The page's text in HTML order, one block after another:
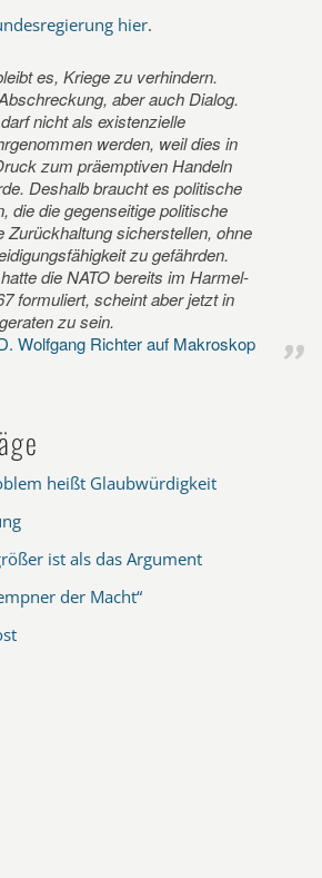
hier.
es, Kriege zu verhindern.
aber auch Dialog.
nicht als existenzielle
werden, weil dies in
zum präemptiven Handeln
Deshalb braucht es politische
die die gegenseitige politische
Zurückhaltung sicherstellen, ohne
zu gefährden.
die NATO bereits im Harmel-
formuliert, scheint aber jetzt in
zu sein.
Wolfgang Richter auf Makroskop
heißt Glaubwürdigkeit
ist als das Argument
der Macht“